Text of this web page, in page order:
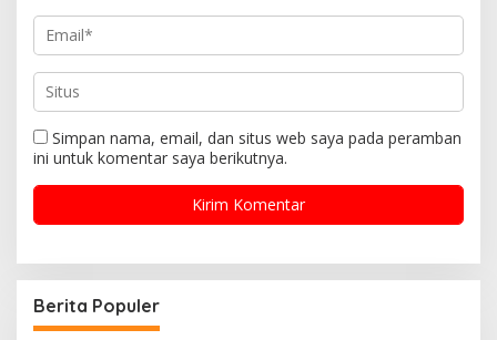
Simpan nama, email, dan situs web saya pada peramban
ini untuk komentar saya berikutnya.
Berita Populer